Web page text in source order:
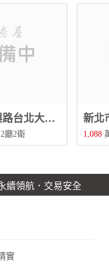
新北市三峽區-復興路台北大學城景觀三房
廳2衛 1,088
續領航．交易安全
實